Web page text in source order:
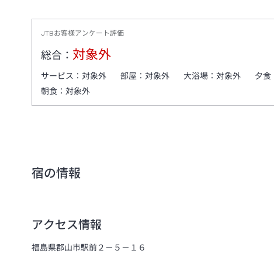
JTBお客様アンケート評価
総合： 対象外
サービス： 対象外 部屋： 対象外 大浴場： 対象外 夕食
朝食： 対象外
宿の情報
アクセス情報
福島県郡山市駅前２－５－１６